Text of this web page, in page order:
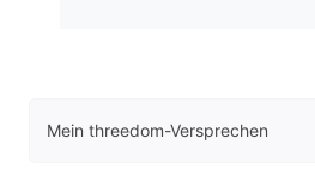
Mein threedom-Versprechen